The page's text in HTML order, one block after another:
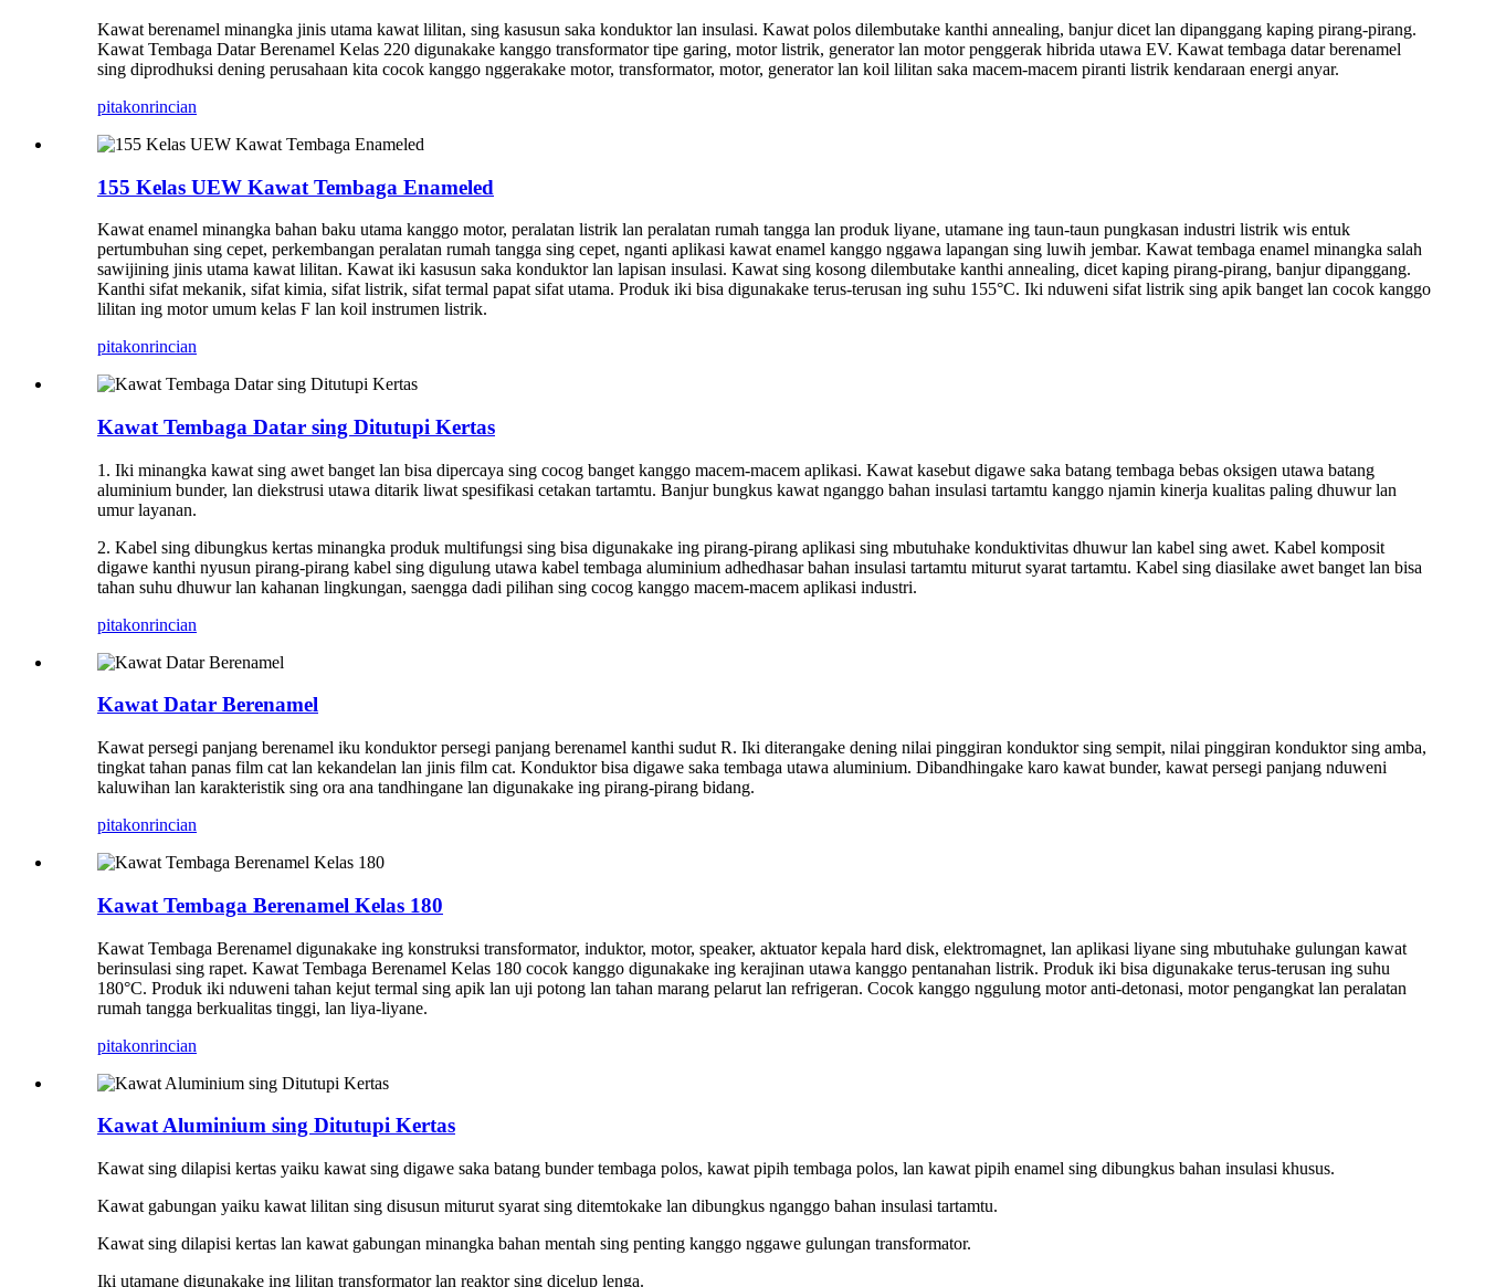
Kawat berenamel minangka jinis utama kawat lilitan, sing kasusun saka konduktor lan insulasi. Kawat polos dilembutake kanthi annealing, banjur dicet lan dipanggang kaping pirang-pirang.
Kawat Tembaga Datar Berenamel Kelas 220 digunakake kanggo transformator tipe garing, motor listrik, generator lan motor penggerak hibrida utawa EV. Kawat tembaga datar berenamel
sing diprodhuksi dening perusahaan kita cocok kanggo nggerakake motor, transformator, motor, generator lan koil lilitan saka macem-macem piranti listrik kendaraan energi anyar.
pitakonrincian
155 Kelas UEW Kawat Tembaga Enameled
Kawat enamel minangka bahan baku utama kanggo motor, peralatan listrik lan peralatan rumah tangga lan produk liyane, utamane ing taun-taun pungkasan industri listrik wis entuk
pertumbuhan sing cepet, perkembangan peralatan rumah tangga sing cepet, nganti aplikasi kawat enamel kanggo nggawa lapangan sing luwih jembar. Kawat tembaga enamel minangka salah
sawijining jinis utama kawat lilitan. Kawat iki kasusun saka konduktor lan lapisan insulasi. Kawat sing kosong dilembutake kanthi annealing, dicet kaping pirang-pirang, banjur dipanggang.
Kanthi sifat mekanik, sifat kimia, sifat listrik, sifat termal papat sifat utama. Produk iki bisa digunakake terus-terusan ing suhu 155°C. Iki nduweni sifat listrik sing apik banget lan cocok kanggo
lilitan ing motor umum kelas F lan koil instrumen listrik.
pitakonrincian
Kawat Tembaga Datar sing Ditutupi Kertas
1. Iki minangka kawat sing awet banget lan bisa dipercaya sing cocog banget kanggo macem-macem aplikasi. Kawat kasebut digawe saka batang tembaga bebas oksigen utawa batang
aluminium bunder, lan diekstrusi utawa ditarik liwat spesifikasi cetakan tartamtu. Banjur bungkus kawat nganggo bahan insulasi tartamtu kanggo njamin kinerja kualitas paling dhuwur lan
umur layanan.
2. Kabel sing dibungkus kertas minangka produk multifungsi sing bisa digunakake ing pirang-pirang aplikasi sing mbutuhake konduktivitas dhuwur lan kabel sing awet. Kabel komposit
digawe kanthi nyusun pirang-pirang kabel sing digulung utawa kabel tembaga aluminium adhedhasar bahan insulasi tartamtu miturut syarat tartamtu. Kabel sing diasilake awet banget lan bisa
tahan suhu dhuwur lan kahanan lingkungan, saengga dadi pilihan sing cocog kanggo macem-macem aplikasi industri.
pitakonrincian
Kawat Datar Berenamel
Kawat persegi panjang berenamel iku konduktor persegi panjang berenamel kanthi sudut R. Iki diterangake dening nilai pinggiran konduktor sing sempit, nilai pinggiran konduktor sing amba,
tingkat tahan panas film cat lan kekandelan lan jinis film cat. Konduktor bisa digawe saka tembaga utawa aluminium. Dibandhingake karo kawat bunder, kawat persegi panjang nduweni
kaluwihan lan karakteristik sing ora ana tandhingane lan digunakake ing pirang-pirang bidang.
pitakonrincian
Kawat Tembaga Berenamel Kelas 180
Kawat Tembaga Berenamel digunakake ing konstruksi transformator, induktor, motor, speaker, aktuator kepala hard disk, elektromagnet, lan aplikasi liyane sing mbutuhake gulungan kawat
berinsulasi sing rapet. Kawat Tembaga Berenamel Kelas 180 cocok kanggo digunakake ing kerajinan utawa kanggo pentanahan listrik. Produk iki bisa digunakake terus-terusan ing suhu
180°C. Produk iki nduweni tahan kejut termal sing apik lan uji potong lan tahan marang pelarut lan refrigeran. Cocok kanggo nggulung motor anti-detonasi, motor pengangkat lan peralatan
rumah tangga berkualitas tinggi, lan liya-liyane.
pitakonrincian
Kawat Aluminium sing Ditutupi Kertas
Kawat sing dilapisi kertas yaiku kawat sing digawe saka batang bunder tembaga polos, kawat pipih tembaga polos, lan kawat pipih enamel sing dibungkus bahan insulasi khusus.
Kawat gabungan yaiku kawat lilitan sing disusun miturut syarat sing ditemtokake lan dibungkus nganggo bahan insulasi tartamtu.
Kawat sing dilapisi kertas lan kawat gabungan minangka bahan mentah sing penting kanggo nggawe gulungan transformator.
Iki utamane digunakake ing lilitan transformator lan reaktor sing dicelup lenga.